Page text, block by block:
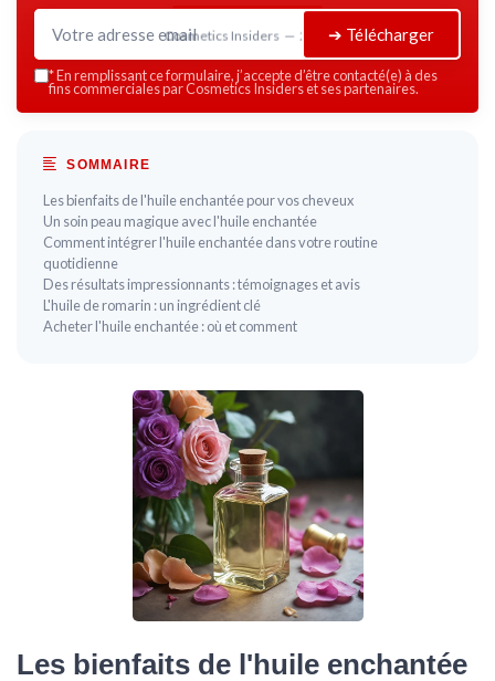
Cosmetics Insiders — 2026➔ Télécharger
*En remplissant ce formulaire, j’accepte d’être contacté(e) à des
fins commerciales par Cosmetics Insiders et ses partenaires.
SOMMAIRE
Les bienfaits de l'huile enchantée pour vos cheveux
Un soin peau magique avec l'huile enchantée
Comment intégrer l'huile enchantée dans votre routine
quotidienne
Des résultats impressionnants : témoignages et avis
L'huile de romarin : un ingrédient clé
Acheter l'huile enchantée : où et comment
Les bienfaits de l'huile enchantée